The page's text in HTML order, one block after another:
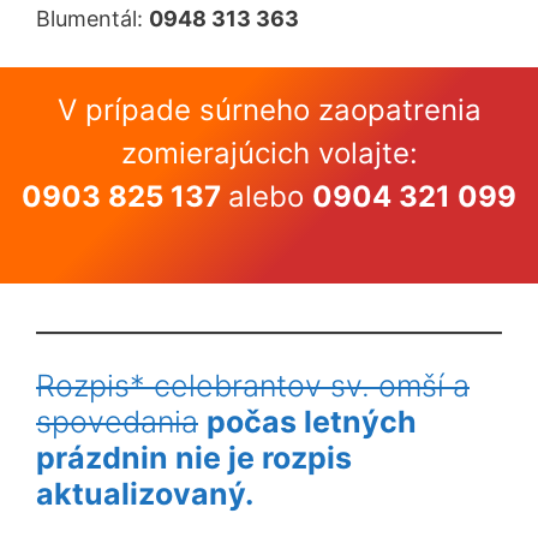
Blumentál: 0948 313 363
V prípade súrneho zaopatrenia
zomierajúcich volajte:
0903 825 137 alebo 0904 321 099
Rozpis* celebrantov sv. omší a
spovedania počas letných
prázdnin nie je rozpis
aktualizovaný.